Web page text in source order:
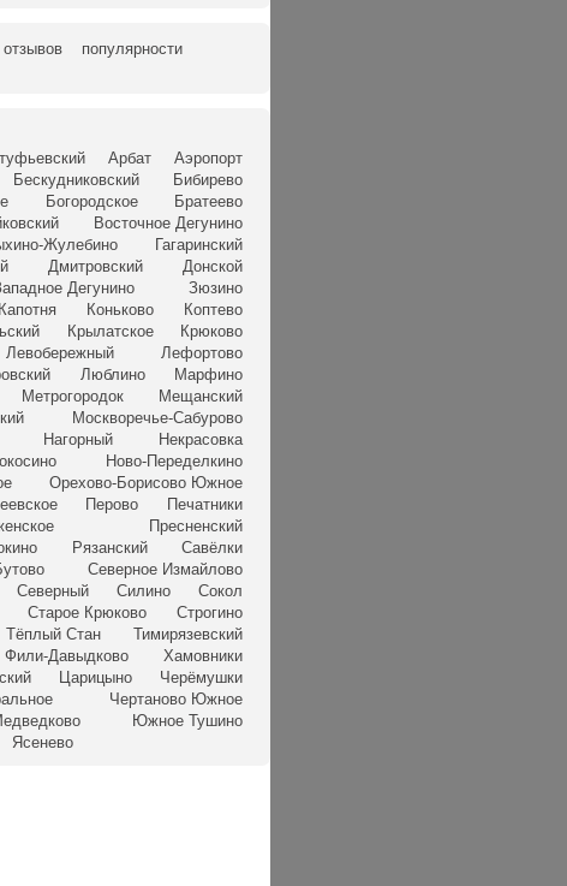
отзывов
популярности
Арбат
Аэропорт
Бескудниковский
Бибирево
Богородское
Братеево
Восточное Дегунино
Жулебино
Гагаринский
Дмитровский
Донской
Дегунино
Зюзино
Капотня Коньково
Коптево
Крылатское
Крюково
Левобережный
Лефортово
Люблино Марфино
Метрогородок
Мещанский
Москворечье-Сабурово
Нагорный
Некрасовка
Ново-Переделкино
Орехово-Борисово Южное
Перово
Печатники
Пресненский
Рязанский
Савёлки
Северное Измайлово
Северный Силино
Сокол
Старое Крюково
Строгино
Тёплый Стан
Тимирязевский
Фили-Давыдково
Хамовники
Царицыно
Черёмушки
Чертаново Южное
Южное Тушино
Ясенево